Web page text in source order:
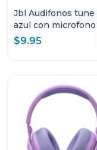
Jbl Audifonos tune
azul con microfono
$9.95